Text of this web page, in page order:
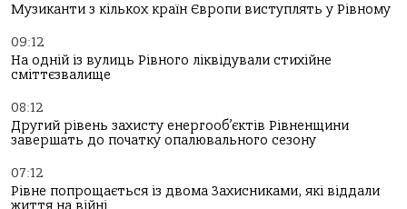
Музиканти з кількох країн Європи виступлять у Рівному
09:12
На одній із вулиць Рівного ліквідували стихійне
сміттєзвалище
08:12
Другий рівень захисту енергооб’єктів Рівненщини
завершать до початку опалювального сезону
07:12
Рівне попрощається із двома Захисниками, які віддали
життя на війні